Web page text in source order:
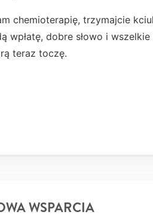
chemioterapię, trzymajcie
wpłatę, dobre słowo i
teraz toczę.
WSPARCIA